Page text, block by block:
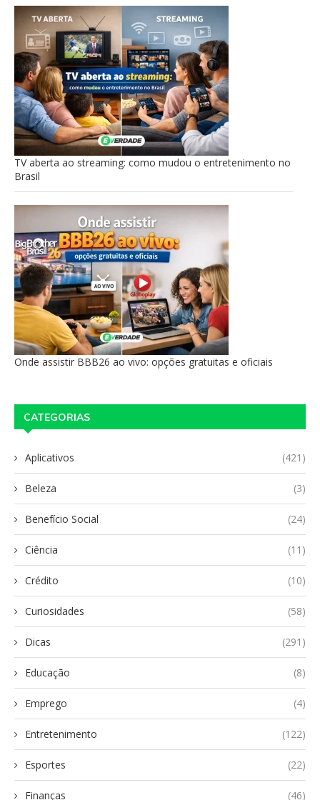
TV aberta ao streaming: como mudou o entretenimento no
Brasil
Onde assistir BBB26 ao vivo: opções gratuitas e oficiais
CATEGORIAS
Aplicativos (421)
Beleza (3)
Benefício Social (24)
Ciência (11)
Crédito (10)
Curiosidades (58)
Dicas (291)
Educação (8)
Emprego (4)
Entretenimento (122)
Esportes (22)
Finanças (46)